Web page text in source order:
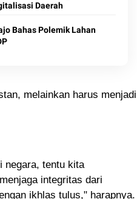
Daerah
Bahas Polemik Lahan
melainkan harus menjadi
negara, tentu kita
integritas dari
ikhlas tulus," harapnya.